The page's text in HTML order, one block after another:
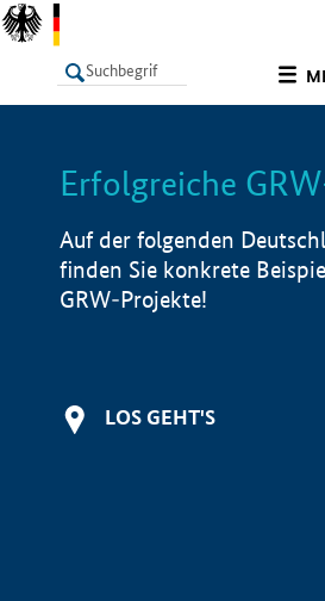
LISTE
Erfolgreiche
Auf der folgenden
finden Sie konkrete
GRW-Projekte!
LOS GEHT'S